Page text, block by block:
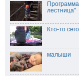
лестница"
Кто-то
малыши